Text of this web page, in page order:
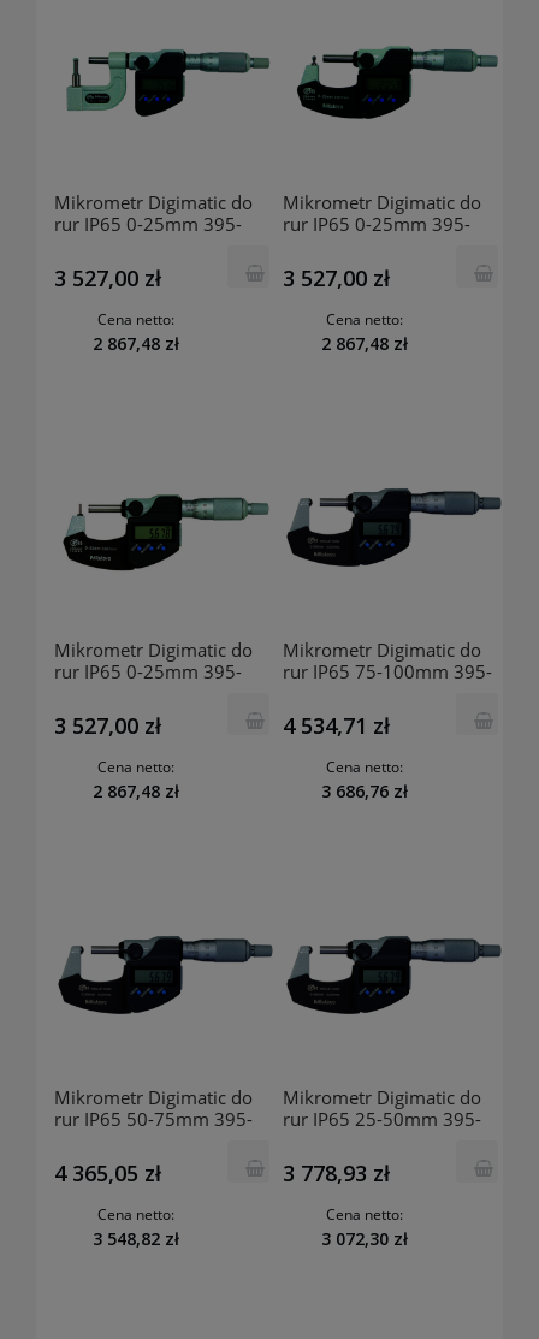
Mikrometr Digimatic do
rur IP65 0-25mm 395-
3 527,00 zł
Cena netto:
2 867,48 zł
Mikrometr Digimatic do
rur IP65 0-25mm 395-
3 527,00 zł
Cena netto:
2 867,48 zł
Mikrometr Digimatic do
rur IP65 0-25mm 395-
3 527,00 zł
Cena netto:
2 867,48 zł
Mikrometr Digimatic do
rur IP65 75-100mm 395-
4 534,71 zł
Cena netto:
3 686,76 zł
Mikrometr Digimatic do
rur IP65 50-75mm 395-
4 365,05 zł
Cena netto:
3 548,82 zł
Mikrometr Digimatic do
rur IP65 25-50mm 395-
3 778,93 zł
Cena netto:
3 072,30 zł